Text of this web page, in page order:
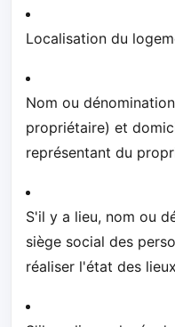
Localisation du
Nom ou
propriétaire) et
représentant du
S'il y a lieu, nom ou
siège social des
réaliser l'état des lieux